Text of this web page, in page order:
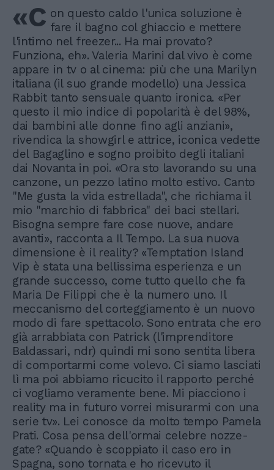
«C on questo caldo l'unica soluzione è
fare il bagno col ghiaccio e mettere
l'intimo nel freezer... Ha mai provato?
Funziona, eh». Valeria Marini dal vivo è come
appare in tv o al cinema: più che una Marilyn
italiana (il suo grande modello) una Jessica
Rabbit tanto sensuale quanto ironica. «Per
questo il mio indice di popolarità è del 98%,
dai bambini alle donne fino agli anziani»,
rivendica la showgirl e attrice, iconica vedette
del Bagaglino e sogno proibito degli italiani
dai Novanta in poi. «Ora sto lavorando su una
canzone, un pezzo latino molto estivo. Canto
"Me gusta la vida estrellada", che richiama il
mio "marchio di fabbrica" dei baci stellari.
Bisogna sempre fare cose nuove, andare
avanti», racconta a Il Tempo. La sua nuova
dimensione è il reality? «Temptation Island
Vip è stata una bellissima esperienza e un
grande successo, come tutto quello che fa
Maria De Filippi che è la numero uno. Il
meccanismo del corteggiamento è un nuovo
modo di fare spettacolo. Sono entrata che ero
già arrabbiata con Patrick (l'imprenditore
Baldassari, ndr) quindi mi sono sentita libera
di comportarmi come volevo. Ci siamo lasciati
lì ma poi abbiamo ricucito il rapporto perché
ci vogliamo veramente bene. Mi piacciono i
reality ma in futuro vorrei misurarmi con una
serie tv». Lei conosce da molto tempo Pamela
Prati. Cosa pensa dell'ormai celebre nozze-
gate? «Quando è scoppiato il caso ero in
Spagna, sono tornata e ho ricevuto il